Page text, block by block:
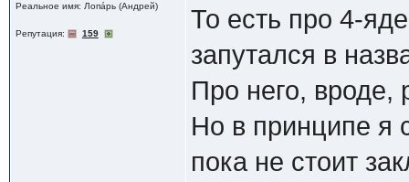
Реальное имя: Лопáрь (Андрей)
Репутация: 159
То есть про 4-
запутался в
Про него, вроде,
Но в принципе я
пока не стоит